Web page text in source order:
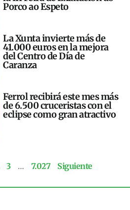
Porco ao Espeto
La Xunta invierte más de
41.000 euros en la mejora
del Centro de Día de
Caranza
Ferrol recibirá este mes más
de 6.500 cruceristas con el
eclipse como gran atractivo
3 … 7.027 Siguiente